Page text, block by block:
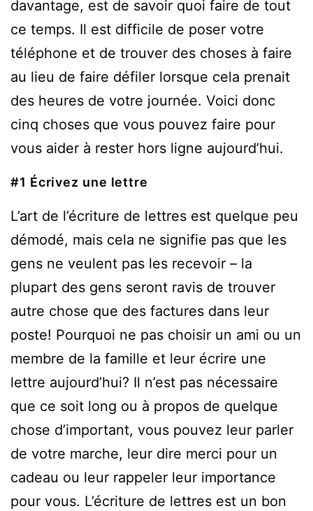
davantage, est de savoir quoi faire de tout
ce temps. Il est difficile de poser votre
téléphone et de trouver des choses à faire
au lieu de faire défiler lorsque cela prenait
des heures de votre journée. Voici donc
cinq choses que vous pouvez faire pour
vous aider à rester hors ligne aujourd’hui.
#1 Écrivez une lettre
L’art de l’écriture de lettres est quelque peu
démodé, mais cela ne signifie pas que les
gens ne veulent pas les recevoir – la
plupart des gens seront ravis de trouver
autre chose que des factures dans leur
poste! Pourquoi ne pas choisir un ami ou un
membre de la famille et leur écrire une
lettre aujourd’hui? Il n’est pas nécessaire
que ce soit long ou à propos de quelque
chose d’important, vous pouvez leur parler
de votre marche, leur dire merci pour un
cadeau ou leur rappeler leur importance
pour vous. L’écriture de lettres est un bon